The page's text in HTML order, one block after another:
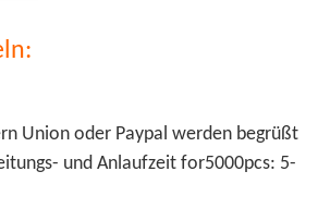
Union oder Paypal werden begrüßt
und Anlaufzeit for5000pcs: 5-